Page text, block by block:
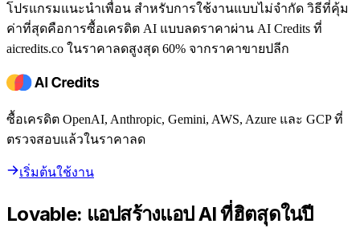
โปรแกรมแนะนำเพื่อน สำหรับการใช้งานแบบไม่จำกัด วิธีที่คุ้ม
ค่าที่สุดคือการซื้อเครดิต AI แบบลดราคาผ่าน AI Credits ที่
aicredits.co ในราคาลดสูงสุด 60% จากราคาขายปลีก
ซื้อเครดิต OpenAI, Anthropic, Gemini, AWS, Azure และ GCP ที่
ตรวจสอบแล้วในราคาลด
เริ่มต้นใช้งาน
Lovable: แอปสร้างแอป AI ที่ฮิตสุดในปี